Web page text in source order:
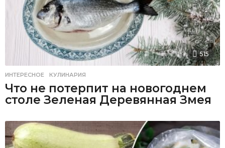
515
ИНТЕРЕСНОЕ ,КУЛИНАРИЯ
Что не потерпит на новогоднем
столе Зеленая Деревянная Змея